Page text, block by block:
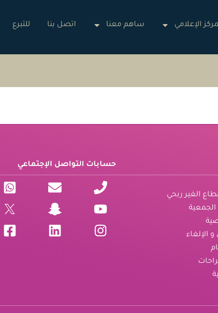
الإعلامي ساهم معنا اتصل بنا للتبرع
الغير ربحي
الإلغاء
حسابات التواصل الإجتماعي